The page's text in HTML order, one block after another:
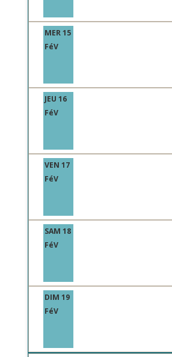
MER 15
FéV
JEU 16
FéV
VEN 17
FéV
SAM 18
FéV
DIM 19
FéV